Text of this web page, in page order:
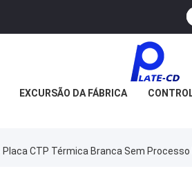
EXCURSÃO DA FÁBRICA
Placa CTP Térmica Branca Sem